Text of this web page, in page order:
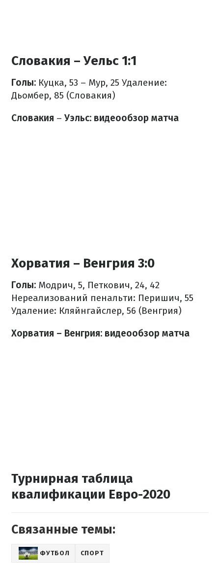
Словакия – Уельс 1:1
Голы: Куцка, 53 – Мур, 25 Удаление:
Дьомбер, 85 (Словакия)
Словакия – Уэльс: видеообзор матча
Хорватия – Венгрия 3:0
Голы: Модрич, 5, Петкович, 24, 42
Нереализований пенальти: Перишич, 55
Удаление: Кляйнгайслер, 56 (Венгрия)
Хорватия – Венгрия: видеообзор матча
Турнирная таблица
квалификации Евро-2020
Связанные темы:
ФУТБОЛ СПОРТ